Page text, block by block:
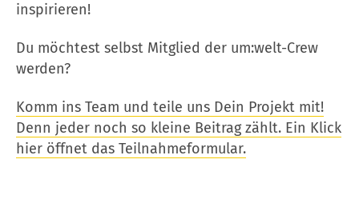
inspirieren!
Du möchtest selbst Mitglied der um:welt-Crew
werden?
Komm ins Team und teile uns Dein Projekt mit!
Denn jeder noch so kleine Beitrag zählt. Ein Klick
hier öffnet das Teilnahmeformular.